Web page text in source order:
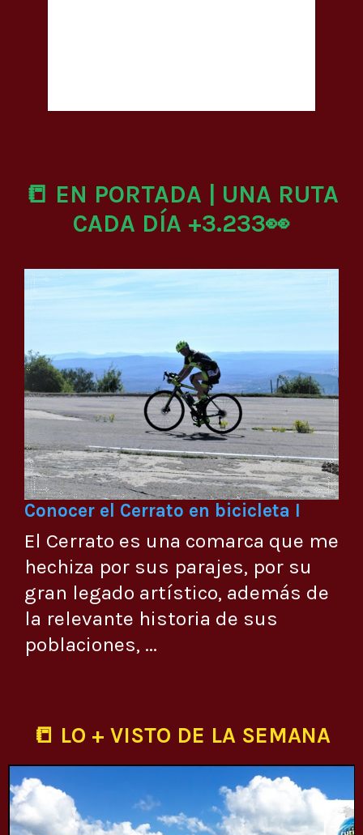
📒 EN PORTADA | UNA RUTA
CADA DÍA +3.233👀
Conocer el Cerrato en bicicleta I
El Cerrato es una comarca que me
hechiza por sus parajes, por su
gran legado artístico, además de
la relevante historia de sus
poblaciones, ...
📒 LO + VISTO DE LA SEMANA